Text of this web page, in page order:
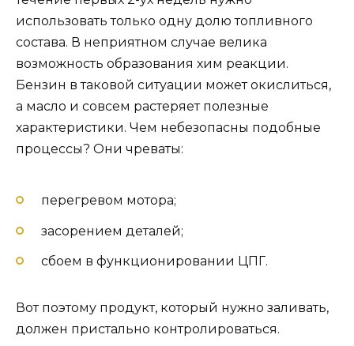
использовать только одну долю топливного
состава. В неприятном случае велика
возможность образования хим реакции.
Бензин в таковой ситуации может окислиться,
а масло и совсем растеряет полезные
характеристики. Чем небезопасны подобные
процессы? Они чреваты:
перегревом мотора;
засорением деталей;
сбоем в функционировании ЦПГ.
Вот поэтому продукт, который нужно заливать,
должен пристально контролироваться.